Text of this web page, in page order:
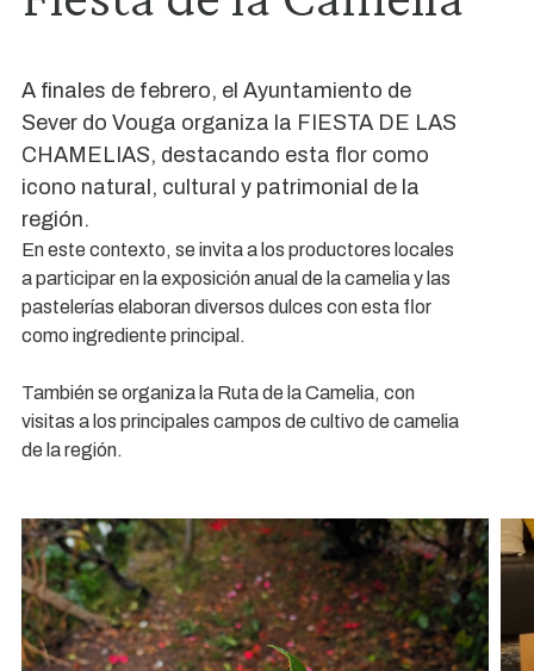
A finales de febrero, el Ayuntamiento de
Sever do Vouga organiza la FIESTA DE LAS
CHAMELIAS, destacando esta flor como
icono natural, cultural y patrimonial de la
región.
En este contexto, se invita a los productores locales
a participar en la exposición anual de la camelia y las
pastelerías elaboran diversos dulces con esta flor
como ingrediente principal.
También se organiza la Ruta de la Camelia, con
visitas a los principales campos de cultivo de camelia
de la región.